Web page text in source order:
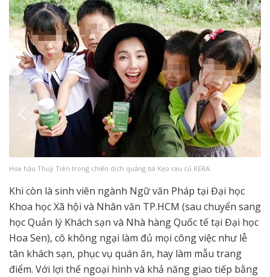
Hoa hậu Thuỳ Tiên trong chiến dịch quảng bá Kẹo rau củ KERA.
Khi còn là sinh viên ngành Ngữ văn Pháp tại Đại học
Khoa học Xã hội và Nhân văn TP.HCM (sau chuyển sang
học Quản lý Khách sạn và Nhà hàng Quốc tế tại Đại học
Hoa Sen), cô không ngại làm đủ mọi công việc như lễ
tân khách sạn, phục vụ quán ăn, hay làm mẫu trang
điểm. Với lợi thế ngoại hình và khả năng giao tiếp bằng